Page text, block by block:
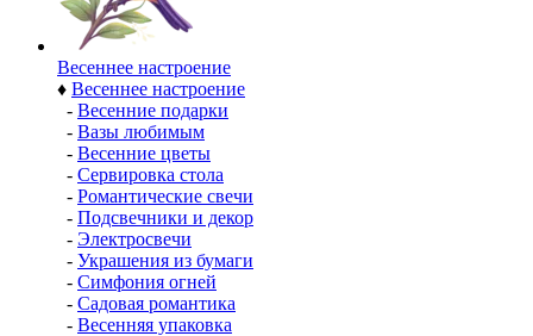
Весеннее настроение
♦ Весеннее настроение
- Весенние подарки
- Вазы любимым
- Весенние цветы
- Сервировка стола
- Романтические свечи
- Подсвечники и декор
- Электросвечи
- Украшения из бумаги
- Симфония огней
- Садовая романтика
- Весенняя упаковка